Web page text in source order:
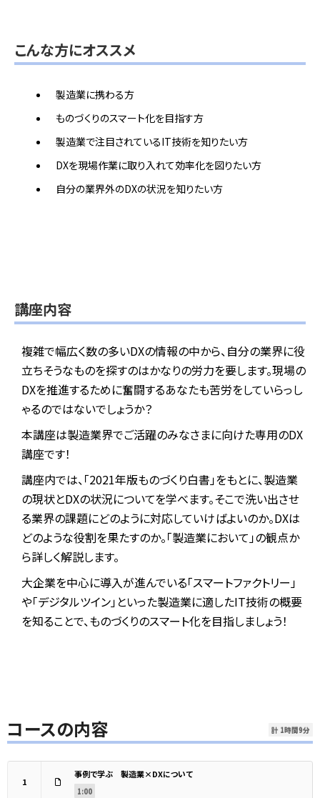
こんな方にオススメ
製造業に携わる方
ものづくりのスマート化を目指す方
製造業で注目されているIT技術を知りたい方
DXを現場作業に取り入れて効率化を図りたい方
自分の業界外のDXの状況を知りたい方
講座内容
複雑で幅広く数の多いDXの情報の中から、自分の業界に役
立ちそうなものを探すのはかなりの労力を要します。現場の
DXを推進するために奮闘するあなたも苦労をしていらっし
ゃるのではないでしょうか？
本講座は製造業界でご活躍のみなさまに向けた専用のDX
講座です！
講座内では、「2021年版ものづくり白書」をもとに、製造業
の現状とDXの状況についてを学べます。そこで洗い出させ
る業界の課題にどのように対応していけばよいのか。DXは
どのような役割を果たすのか。「製造業において」の観点か
ら詳しく解説します。
大企業を中心に導入が進んでいる「スマートファクトリー」
や「デジタルツイン」といった製造業に適したIT技術の概要
を知ることで、ものづくりのスマート化を目指しましょう！
コースの内容 計 1時間9分
1
事例で学ぶ 製造業×DXについて
1:00